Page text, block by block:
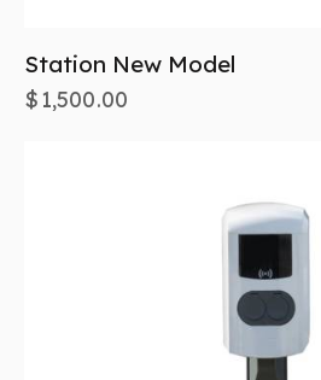
Station New Model
$ 1,500.00